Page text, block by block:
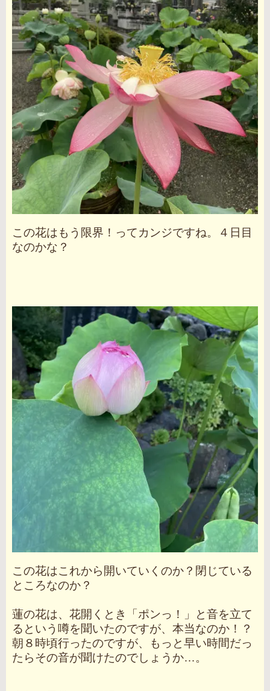
この花はもう限界！ってカンジですね。４日目
なのかな？
この花はこれから開いていくのか？閉じている
ところなのか？
蓮の花は、花開くとき「ポンっ！」と音を立て
るという噂を聞いたのですが、本当なのか！？
朝８時頃行ったのですが、もっと早い時間だっ
たらその音が聞けたのでしょうか…。